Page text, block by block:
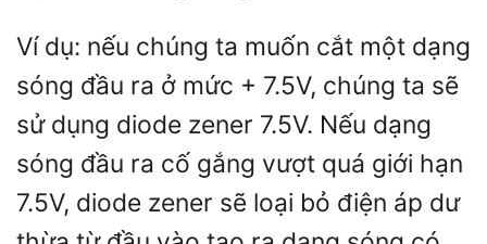
Ví dụ: nếu chúng ta muốn cắt một dạng
sóng đầu ra ở mức + 7.5V, chúng ta sẽ
sử dụng diode zener 7.5V. Nếu dạng
sóng đầu ra cố gắng vượt quá giới hạn
7.5V, diode zener sẽ loại bỏ điện áp dư